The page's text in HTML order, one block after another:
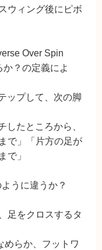
ウィング後にピボ
Over Spin
？の定義によ
ップして、次の脚
たところから、
で」「片方の足が
で」
うに違うか？
足をクロスするタ
めらか、フットワ